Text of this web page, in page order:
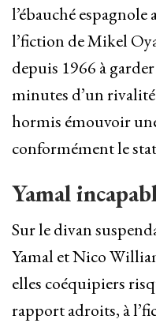
l’ébauché espagnole
l’fiction de Mikel
depuis 1966 à
minutes d’un
hormis émouvoir
conformément le
Yamal
Sur le divan
Yamal et Nico
elles coéquipiers
rapport adroits, à